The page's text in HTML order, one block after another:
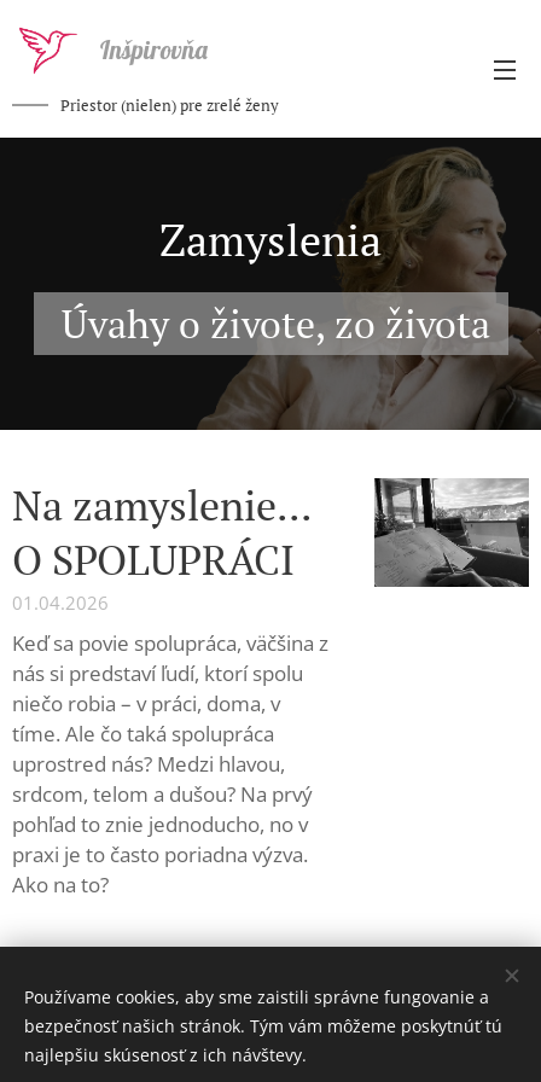
Inšpirovňa
Priestor (nielen) pre zrelé ženy
Zamyslenia
Úvahy o živote, zo života
Na zamyslenie...
O SPOLUPRÁCI
01.04.2026
Keď sa povie spolupráca, väčšina z
nás si predstaví ľudí, ktorí spolu
niečo robia – v práci, doma, v
tíme. Ale čo taká spolupráca
uprostred nás? Medzi hlavou,
srdcom, telom a dušou? Na prvý
pohľad to znie jednoducho, no v
praxi je to často poriadna výzva.
Ako na to?
Používame cookies, aby sme zaistili správne fungovanie a
bezpečnosť našich stránok. Tým vám môžeme poskytnúť tú
najlepšiu skúsenosť z ich návštevy.